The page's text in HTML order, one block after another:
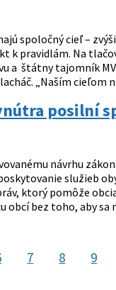
spoločný cieľ –
k pravidlám. Na
a štátny tajomník
„Naším cieľom
posilní
návrhu
služieb
ktorý pomôže
bez toho, aby sa
7 8 9